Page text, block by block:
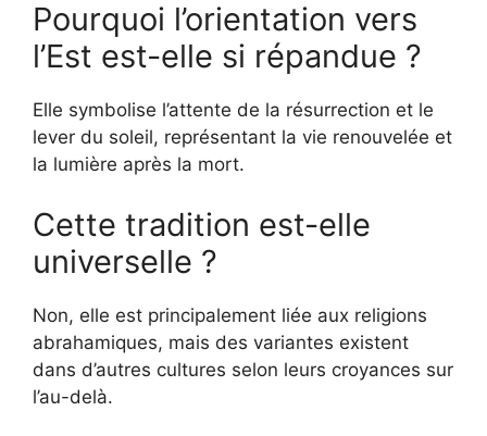
Pourquoi l’orientation vers
l’Est est-elle si répandue ?
Elle symbolise l’attente de la résurrection et le
lever du soleil, représentant la vie renouvelée et
la lumière après la mort.
Cette tradition est-elle
universelle ?
Non, elle est principalement liée aux religions
abrahamiques, mais des variantes existent
dans d’autres cultures selon leurs croyances sur
l’au-delà.